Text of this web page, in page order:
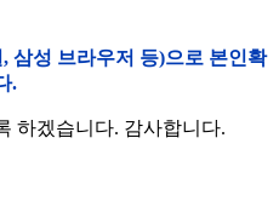
삼성 브라우저 등)으로 본인확
.
하겠습니다. 감사합니다.